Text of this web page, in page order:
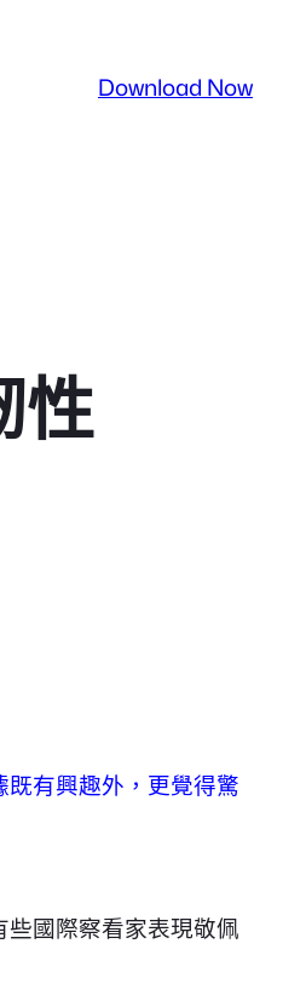
Download Now
性
有興趣外，更覺得驚
國際察看家表現敬佩